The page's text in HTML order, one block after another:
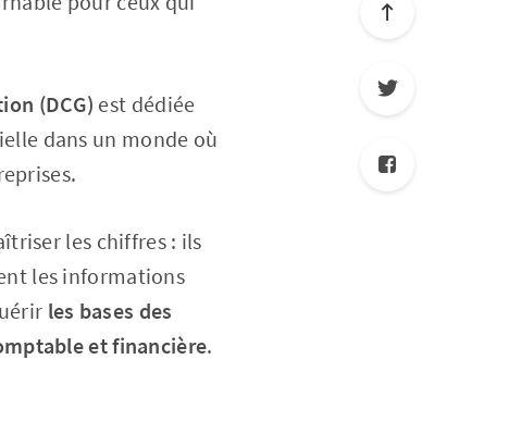
(DCG) est dédiée
dans un monde où
les chiffres : ils
les informations
les bases des
et financière.